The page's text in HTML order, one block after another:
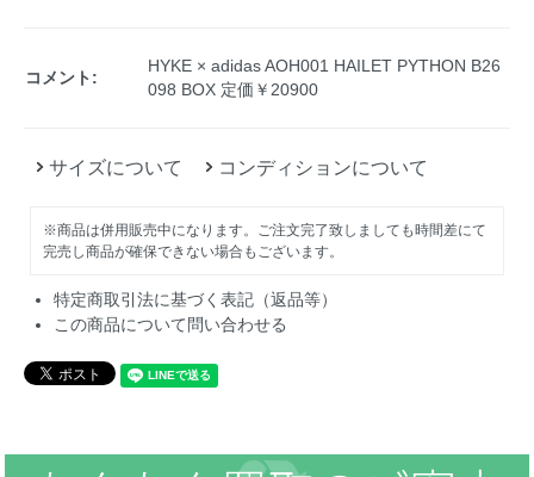
コメント:
HYKE × adidas AOH001 HAILET PYTHON B26
098 BOX 定価￥20900
サイズについて コンディションについて
※商品は併用販売中になります。ご注文完了致しましても時間差にて
完売し商品が確保できない場合もございます。
特定商取引法に基づく表記（返品等）
この商品について問い合わせる